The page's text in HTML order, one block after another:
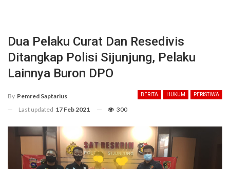
Dua Pelaku Curat Dan Resedivis
Ditangkap Polisi Sijunjung, Pelaku
Lainnya Buron DPO
BERITA HUKUM PERISTIWA
By Pemred Saptarius
Last updated 17 Feb 2021 300